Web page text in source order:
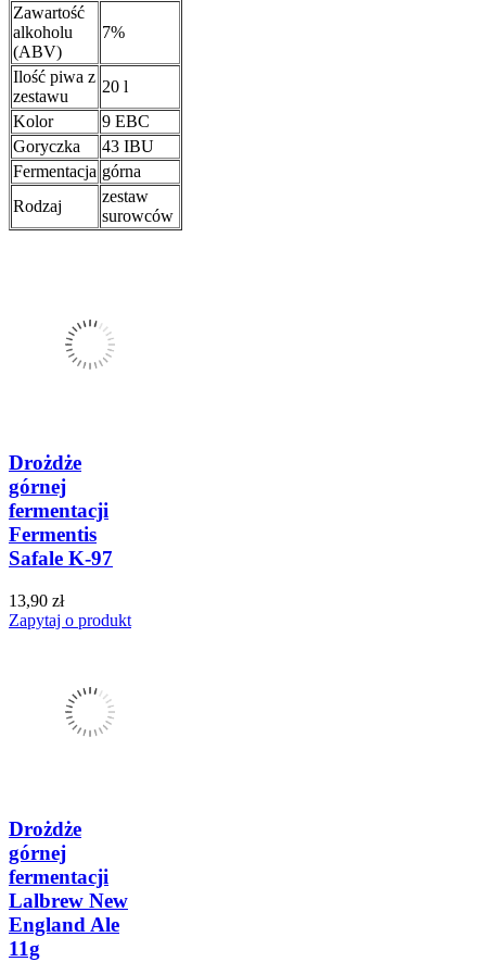
Zawartość
alkoholu
(ABV)
7%
Ilość piwa z
zestawu
20 l
Kolor
9 EBC
Goryczka
43 IBU
Fermentacja górna
Rodzaj
zestaw
surowców
Drożdże
górnej
fermentacji
Fermentis
Safale K-97
13,90 zł
Zapytaj o produkt
Drożdże
górnej
fermentacji
Lalbrew New
England Ale
11g